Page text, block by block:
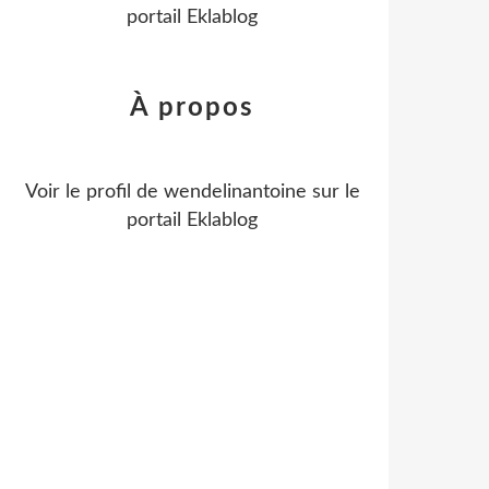
portail Eklablog
À propos
Voir le profil de wendelinantoine sur le
portail Eklablog